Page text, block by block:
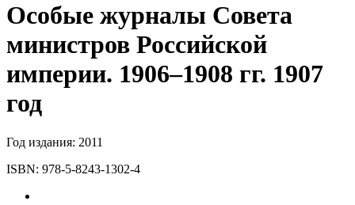
Особые журналы Совета
министров Российской
империи. 1906–1908 гг. 1907
год
Год издания: 2011
ISBN: 978-5-8243-1302-4